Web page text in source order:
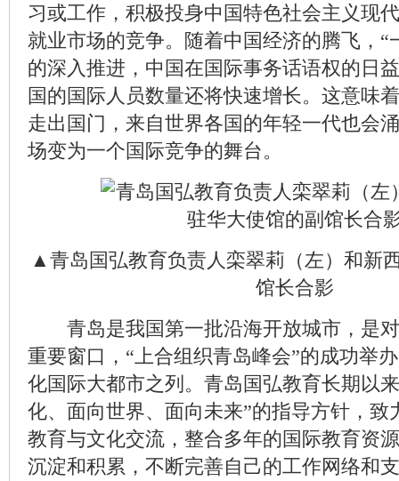
习或工作，积极投身中国特色社会主义现
就业市场的竞争。随着中国经济的腾飞，“
的深入推进，中国在国际事务话语权的日
国的国际人员数量还将快速增长。这意味
走出国门，来自世界各国的年轻一代也会
场变为一个国际竞争的舞台。
▲青岛国弘教育负责人栾翠莉（左）和新
馆长合影
青岛是我国第一批沿海开放城市，是对
重要窗口，“上合组织青岛峰会”的成功举
化国际大都市之列。青岛国弘教育长期以
化、面向世界、面向未来”的指导方针，致
教育与文化交流，整合多年的国际教育资
沉淀和积累，不断完善自己的工作网络和